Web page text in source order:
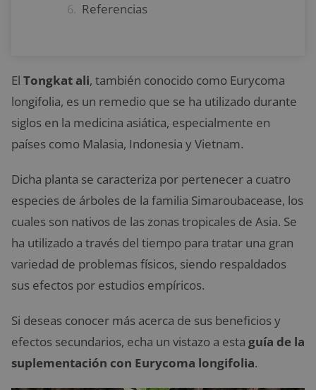
Referencias
El Tongkat ali, también conocido como Eurycoma
longifolia, es un remedio que se ha utilizado durante
siglos en la medicina asiática, especialmente en
países como Malasia, Indonesia y Vietnam.
Dicha planta se caracteriza por pertenecer a cuatro
especies de árboles de la familia Simaroubacease, los
cuales son nativos de las zonas tropicales de Asia. Se
ha utilizado a través del tiempo para tratar una gran
variedad de problemas físicos, siendo respaldados
sus efectos por estudios empíricos.
Si deseas conocer más acerca de sus beneficios y
efectos secundarios, echa un vistazo a esta guía de la
suplementación con Eurycoma longifolia.